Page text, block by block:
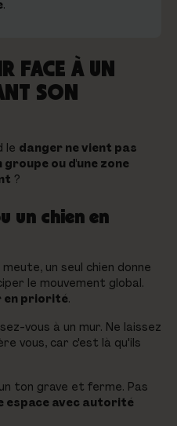
.
FACE À UN
SON
le danger ne vient pas
groupe ou d'une zone
?
un chien en
un seul chien donne
le mouvement global.
en priorité.
vous à un mur. Ne laissez
vous, car c'est là qu'ils
ton grave et ferme. Pas
espace avec autorité